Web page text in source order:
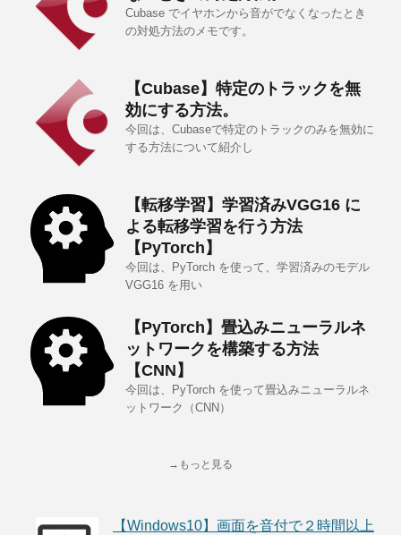
Cubase でイヤホンから音がでなくなったとき
の対処方法のメモです。
【Cubase】特定のトラックを無
効にする方法。
今回は、Cubaseで特定のトラックのみを無効に
する方法について紹介し
【転移学習】学習済みVGG16 に
よる転移学習を行う方法
【PyTorch】
今回は、PyTorch を使って、学習済みのモデル
VGG16 を用い
【PyTorch】畳込みニューラルネ
ットワークを構築する方法
【CNN】
今回は、PyTorch を使って畳込みニューラルネ
ットワーク（CNN）
→もっと見る
【Windows10】画面を音付で２時間以上